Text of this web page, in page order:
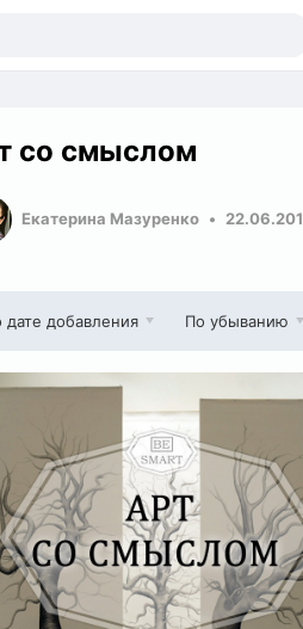
со смыслом
Екатерина Мазуренко
дате добавления По убыванию